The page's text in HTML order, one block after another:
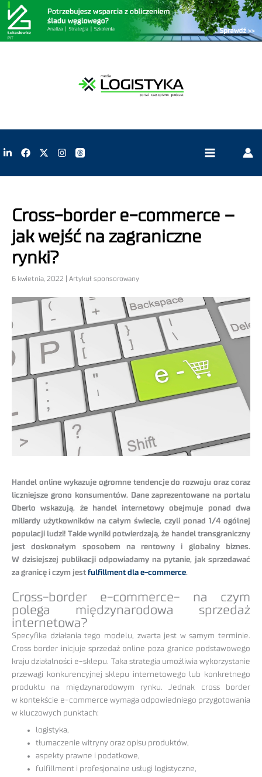
Cross-border e-commerce –
jak wejść na zagraniczne
rynki?
6 kwietnia, 2022 | Artykuł sponsorowany
Handel online wykazuje ogromne tendencje do rozwoju oraz coraz
liczniejsze grono konsumentów. Dane zaprezentowane na portalu
Oberlo wskazują, że handel internetowy obejmuje ponad dwa
miliardy użytkowników na całym świecie, czyli ponad 1/4 ogólnej
populacji ludzi! Takie wyniki potwierdzają, że handel transgraniczny
jest doskonałym sposobem na rentowny i globalny biznes.
W dzisiejszej publikacji odpowiadamy na pytanie, jak sprzedawać
za granicę i czym jest fulfillment dla e-commerce.
Cross-border e-commerce- na czym
polega międzynarodowa sprzedaż
internetowa?
Specyfika działania tego modelu, zwarta jest w samym terminie.
Cross border inicjuje sprzedaż online poza granice podstawowego
kraju działalności e-sklepu. Taka strategia umożliwia wykorzystanie
przewagi konkurencyjnej sklepu internetowego lub konkretnego
produktu na międzynarodowym rynku. Jednak cross border
w kontekście e-commerce wymaga odpowiedniego przygotowania
w kluczowych punktach:
logistyka,
tłumaczenie witryny oraz opisu produktów,
aspekty prawne i podatkowe,
fulfillment i profesjonalne usługi logistyczne,